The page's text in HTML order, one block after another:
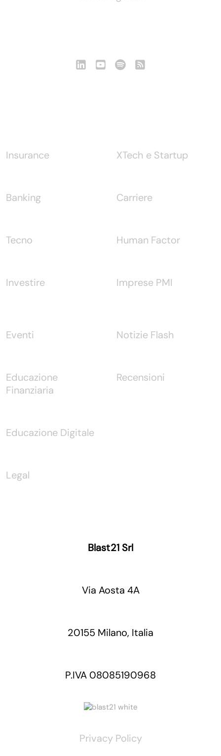
Insurance
Banking
Tecno
Investire
XTech e Startup
Carriere
Human Factor
Imprese PMI
Eventi
Educazione
Finanziaria
Educazione Digitale
Legal
Notizie Flash
Recensioni
Blast21 Srl
Via Aosta 4A
20155 Milano, Italia
P.IVA 08085190968
Privacy Policy